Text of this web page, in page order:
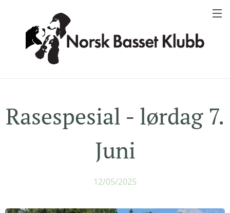
Rasespesial - lørdag 7.
Juni
12/05/2025